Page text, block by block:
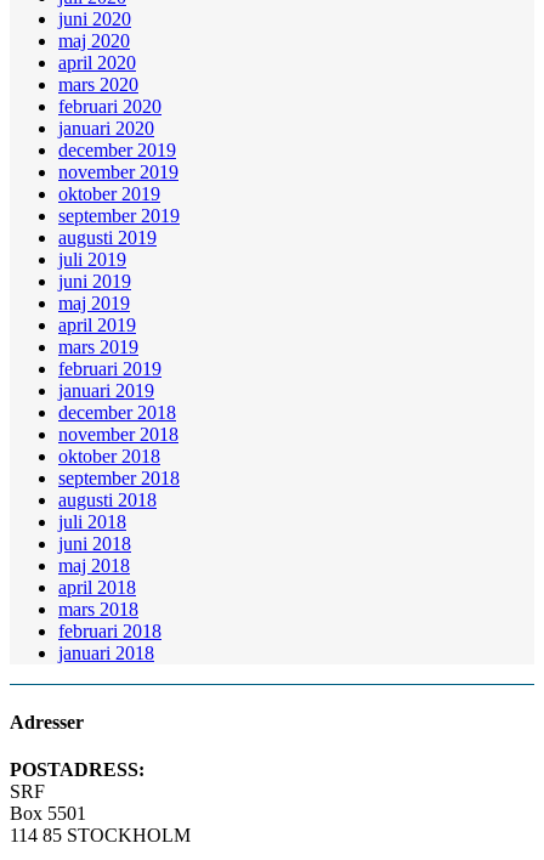
juni 2020
maj 2020
april 2020
mars 2020
februari 2020
januari 2020
december 2019
november 2019
oktober 2019
september 2019
augusti 2019
juli 2019
juni 2019
maj 2019
april 2019
mars 2019
februari 2019
januari 2019
december 2018
november 2018
oktober 2018
september 2018
augusti 2018
juli 2018
juni 2018
maj 2018
april 2018
mars 2018
februari 2018
januari 2018
Adresser
POSTADRESS:
SRF
Box 5501
114 85 STOCKHOLM